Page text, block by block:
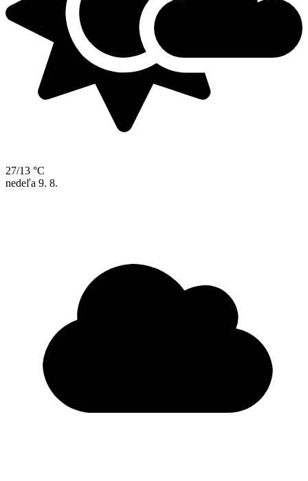
27/13 °C
nedeľa 9. 8.